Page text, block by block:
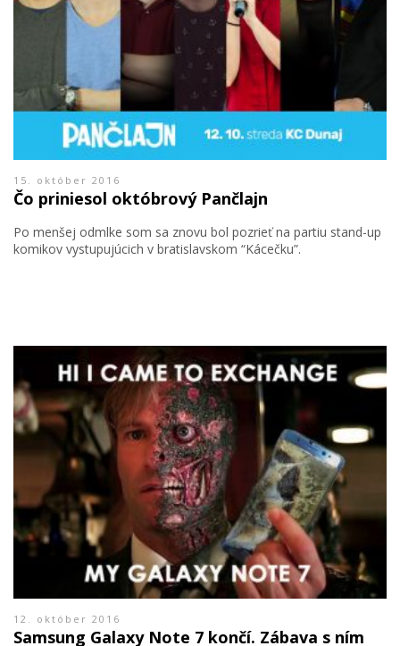
15. október 2016
Čo priniesol októbrový Pančlajn
Po menšej odmlke som sa znovu bol pozrieť na partiu stand-up
komikov vystupujúcich v bratislavskom “Kácečku”.
12. október 2016
Samsung Galaxy Note 7 končí. Zábava s ním